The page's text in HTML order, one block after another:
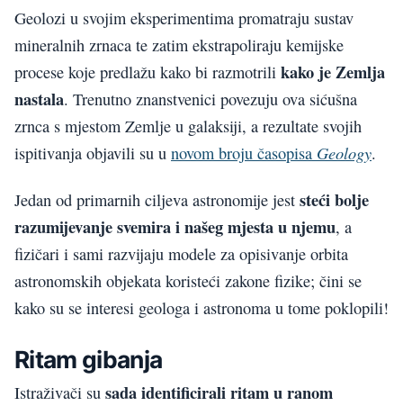
Geolozi u svojim eksperimentima promatraju sustav
mineralnih zrnaca te zatim ekstrapoliraju kemijske
procese koje predlažu kako bi razmotrili kako je Zemlja
nastala. Trenutno znanstvenici povezuju ova sićušna
zrnca s mjestom Zemlje u galaksiji, a rezultate svojih
ispitivanja objavili su u novom broju časopisa Geology.
Jedan od primarnih ciljeva astronomije jest steći bolje
razumijevanje svemira i našeg mjesta u njemu, a
fizičari i sami razvijaju modele za opisivanje orbita
astronomskih objekata koristeći zakone fizike; čini se
kako su se interesi geologa i astronoma u tome poklopili!
Ritam gibanja
Istraživači su sada identificirali ritam u ranom